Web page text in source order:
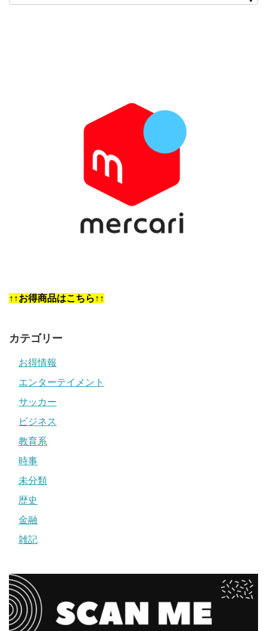
↑↑お得商品はこちら↑↑
カテゴリー
お得情報
エンターテイメント
サッカー
ビジネス
教育系
時事
未分類
歴史
金融
雑記